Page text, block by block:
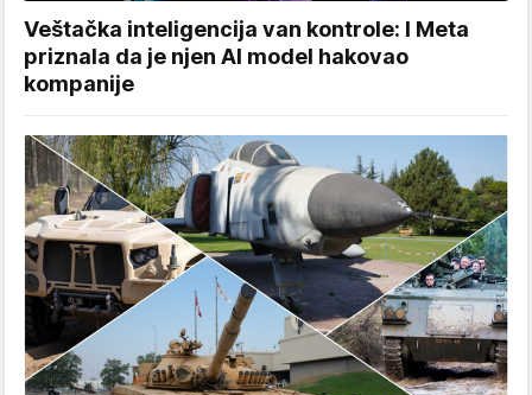
Veštačka inteligencija van kontrole: I Meta
priznala da je njen AI model hakovao
kompanije